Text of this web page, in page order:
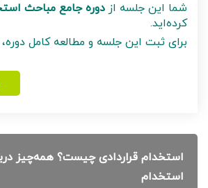
شما این جلسه از دوره جامع مباحث
کرده‌اید.
برای ثبت این جلسه و مطالعه کامل
استخدام قراردادی ‌چیست؟ همه‌چیز
استخدام